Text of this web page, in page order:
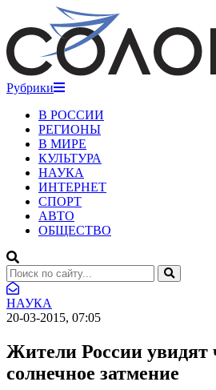
Рубрики
В РОССИИ
РЕГИОНЫ
В МИРЕ
КУЛЬТУРА
НАУКА
ИНТЕРНЕТ
СПОРТ
АВТО
ОБЩЕСТВО
НАУКА
20-03-2015, 07:05
Жители России увидят
солнечное затмение